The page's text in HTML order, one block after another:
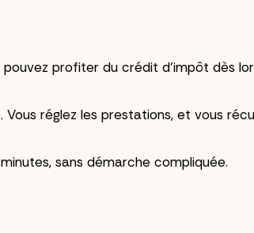
pouvez profiter du crédit d'impôt dès
réglez les prestations, et vous
sans démarche compliquée.